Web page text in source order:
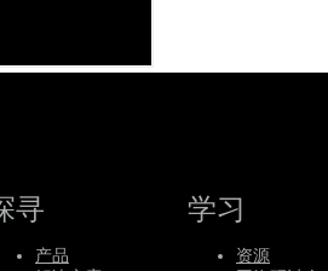
寻
产品
学习
资源